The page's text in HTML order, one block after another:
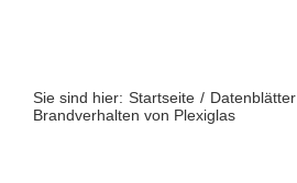
Sie sind hier: Startseite
Datenblätter
Brandverhalten von Plexiglas